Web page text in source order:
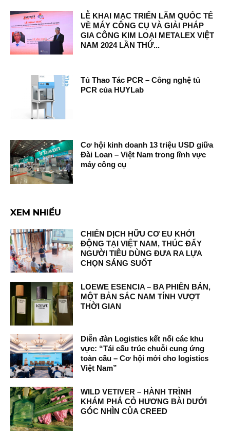
LỄ KHAI MẠC TRIỂN LÃM QUỐC TẾ
VỀ MÁY CÔNG CỤ VÀ GIẢI PHÁP
GIA CÔNG KIM LOẠI METALEX VIỆT
NAM 2024 LẦN THỨ...
Tủ Thao Tác PCR – Công nghệ tủ
PCR của HUYLab
Cơ hội kinh doanh 13 triệu USD giữa
Đài Loan – Việt Nam trong lĩnh vực
máy công cụ
XEM NHIỀU
CHIẾN DỊCH HỮU CƠ EU KHỞI
ĐỘNG TẠI VIỆT NAM, THÚC ĐẨY
NGƯỜI TIÊU DÙNG ĐƯA RA LỰA
CHỌN SÁNG SUỐT
LOEWE ESENCIA – BA PHIÊN BẢN,
MỘT BẢN SẮC NAM TÍNH VƯỢT
THỜI GIAN
Diễn đàn Logistics kết nối các khu
vực: “Tái cấu trúc chuỗi cung ứng
toàn cầu – Cơ hội mới cho logistics
Việt Nam”
WILD VETIVER – HÀNH TRÌNH
KHÁM PHÁ CỎ HƯƠNG BÀI DƯỚI
GÓC NHÌN CỦA CREED